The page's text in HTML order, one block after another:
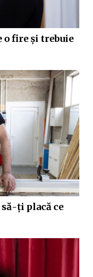
o fire și trebuie
ți placă ce